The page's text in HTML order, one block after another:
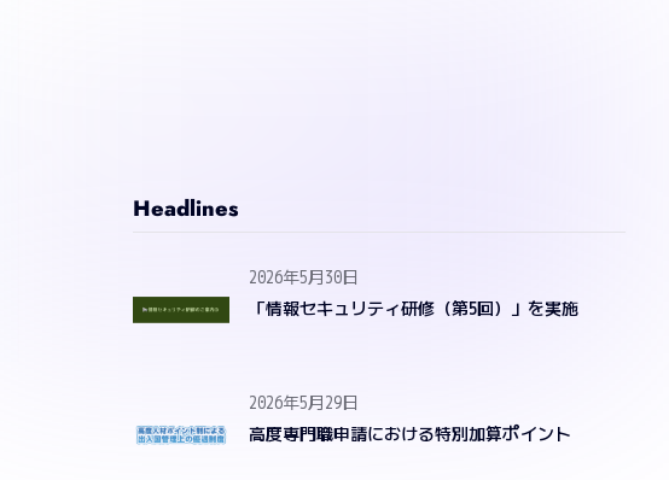
Headlines
2026年5月30日
「情報セキュリティ研修（第5回）」を実施
2026年5月29日
高度専門職申請における特別加算ポイント